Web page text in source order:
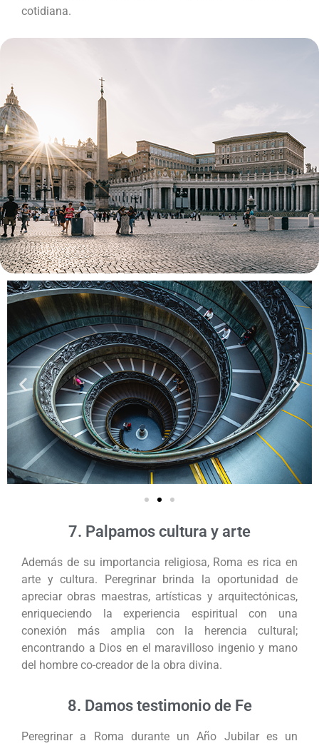
cotidiana.
7. Palpamos cultura y arte
Además de su importancia religiosa, Roma es rica en
arte y cultura. Peregrinar brinda la oportunidad de
apreciar obras maestras, artísticas y arquitectónicas,
enriqueciendo la experiencia espiritual con una
conexión más amplia con la herencia cultural;
encontrando a Dios en el maravilloso ingenio y mano
del hombre co-creador de la obra divina.
8. Damos testimonio de Fe
Peregrinar a Roma durante un Año Jubilar es un